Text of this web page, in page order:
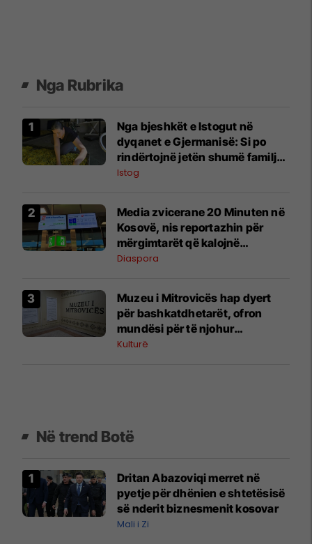
Nga Rubrika
Nga bjeshkët e Istogut në
dyqanet e Gjermanisë: Si po
rindërtojnë jetën shumë familje
nga eksporti i bimëve mjekësore
Istog
Media zvicerane 20 Minuten në
Kosovë, nis reportazhin për
mërgimtarët që kalojnë
pushimet në vendlindje
Diaspora
Muzeu i Mitrovicës hap dyert
për bashkatdhetarët, ofron
mundësi për të njohur
trashëgiminë kulturore të
Kulturë
Në trend Botë
Dritan Abazoviqi merret në
pyetje për dhënien e shtetësisë
së nderit biznesmenit kosovar
Mali i Zi